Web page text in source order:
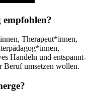
Therapeut*innen,
Handeln und entspannt-
Beruf umsetzen wollen.